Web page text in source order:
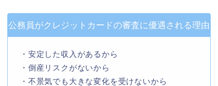
公務員がクレジットカードの審査に優遇される理由
・安定した収入があるから
・倒産リスクがないから
・不景気でも大きな変化を受けないから